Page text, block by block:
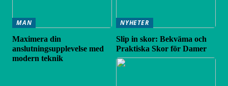
MAN
Maximera din
anslutningsupplevelse med
modern teknik
NYHETER
Slip in skor: Bekväma och
Praktiska Skor för Damer